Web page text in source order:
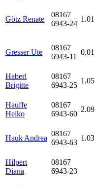
Götz Renate
08167
6943-24
1.01
Gresser Ute
08167
6943-11
0.01
Haberl
Brigitte
08167
6943-25
1.05
Hauffe
Heiko
08167
6943-60
2.09
Hauk Andrea
08167
6943-63
1.03
Hilpert
Diana
08167
6943-23